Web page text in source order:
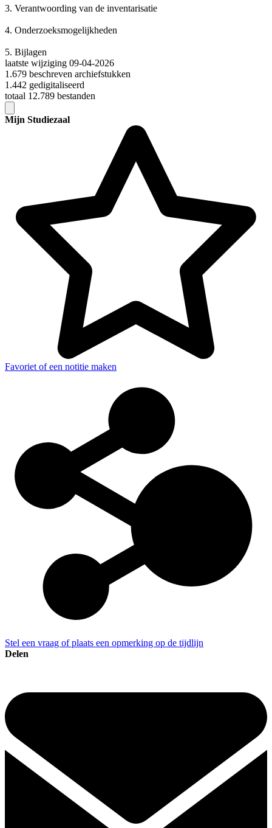
3. Verantwoording van de inventarisatie
4. Onderzoeksmogelijkheden
5. Bijlagen
laatste wijziging 09-04-2026
1.679 beschreven archiefstukken
1.442 gedigitaliseerd
totaal 12.789 bestanden
Mijn Studiezaal
Favoriet of een notitie maken
Stel een vraag of plaats een opmerking op de tijdlijn
Delen